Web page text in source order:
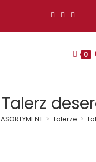
0
Talerz
ASORTYMENT > Talerze >